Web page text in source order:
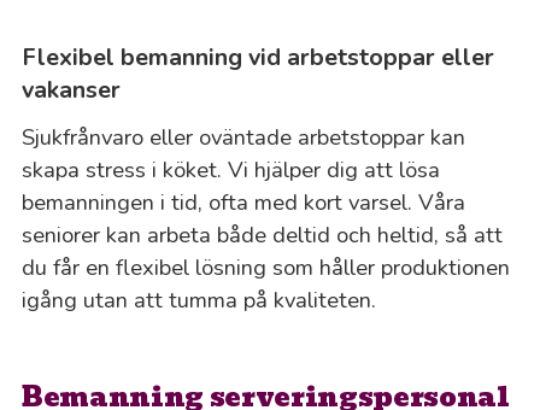
Flexibel bemanning vid arbetstoppar eller
vakanser
Sjukfrånvaro eller oväntade arbetstoppar kan
skapa stress i köket. Vi hjälper dig att lösa
bemanningen i tid, ofta med kort varsel. Våra
seniorer kan arbeta både deltid och heltid, så att
du får en flexibel lösning som håller produktionen
igång utan att tumma på kvaliteten.
Bemanning serveringspersonal